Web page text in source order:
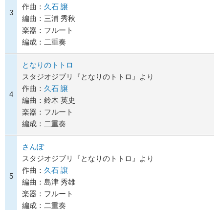
3
作曲： 久石 譲
編曲：三浦 秀秋
楽器：フルート
編成：二重奏
4
となりのトトロ
スタジオジブリ『となりのトトロ』より
作曲： 久石 譲
編曲：鈴木 英史
楽器：フルート
編成：二重奏
5
さんぽ
スタジオジブリ『となりのトトロ』より
作曲： 久石 譲
編曲：島津 秀雄
楽器：フルート
編成：二重奏